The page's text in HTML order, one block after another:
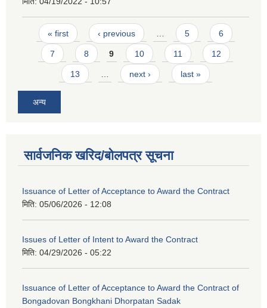
Pages
« first ‹ previous … 5 6
7 8 9 10 11 12
13 … next › last »
अन्य
सार्वजनिक खरिद/बोलपत्र सूचना
Issuance of Letter of Acceptance to Award the Contract
मिति: 05/06/2026 - 12:08
Issues of Letter of Intent to Award the Contract
मिति: 04/29/2026 - 05:22
Issuance of Letter of Acceptance to Award the Contract of
Bongadovan Bongkhani Dhorpatan Sadak